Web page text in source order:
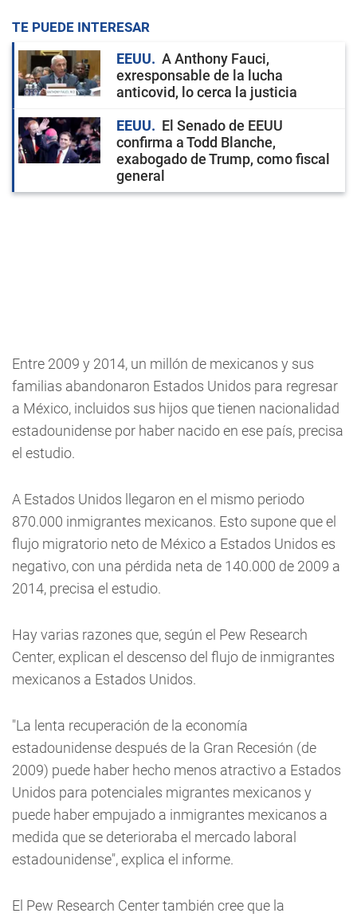
TE PUEDE INTERESAR
EEUU
A Anthony Fauci,
exresponsable de la lucha
anticovid, lo cerca la justicia
EEUU
El Senado de EEUU
confirma a Todd Blanche,
exabogado de Trump, como fiscal
general
Entre 2009 y 2014, un millón de mexicanos y sus
familias abandonaron Estados Unidos para regresar
a México, incluidos sus hijos que tienen nacionalidad
estadounidense por haber nacido en ese país, precisa
el estudio.
A Estados Unidos llegaron en el mismo periodo
870.000 inmigrantes mexicanos. Esto supone que el
flujo migratorio neto de México a Estados Unidos es
negativo, con una pérdida neta de 140.000 de 2009 a
2014, precisa el estudio.
Hay varias razones que, según el Pew Research
Center, explican el descenso del flujo de inmigrantes
mexicanos a Estados Unidos.
"La lenta recuperación de la economía
estadounidense después de la Gran Recesión (de
2009) puede haber hecho menos atractivo a Estados
Unidos para potenciales migrantes mexicanos y
puede haber empujado a inmigrantes mexicanos a
medida que se deterioraba el mercado laboral
estadounidense", explica el informe.
El Pew Research Center también cree que la